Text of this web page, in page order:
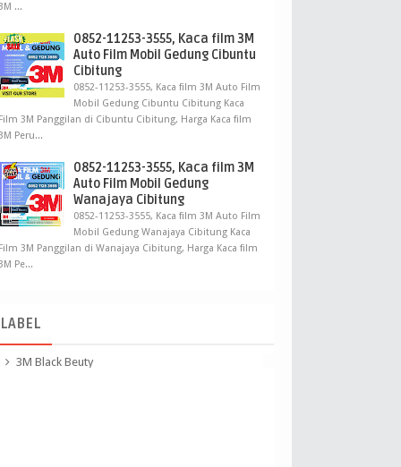
...
0852-11253-3555, Kaca film 3M
Auto Film Mobil Gedung Cibuntu
Cibitung
0852-11253-3555, Kaca film 3M Auto Film
Mobil Gedung Cibuntu Cibitung Kaca
Film 3M Panggilan di Cibuntu Cibitung, Harga Kaca film
Peru...
0852-11253-3555, Kaca film 3M
Auto Film Mobil Gedung
Wanajaya Cibitung
0852-11253-3555, Kaca film 3M Auto Film
Mobil Gedung Wanajaya Cibitung Kaca
Film 3M Panggilan di Wanajaya Cibitung, Harga Kaca film
Pe...
LABEL
3M Black Beuty